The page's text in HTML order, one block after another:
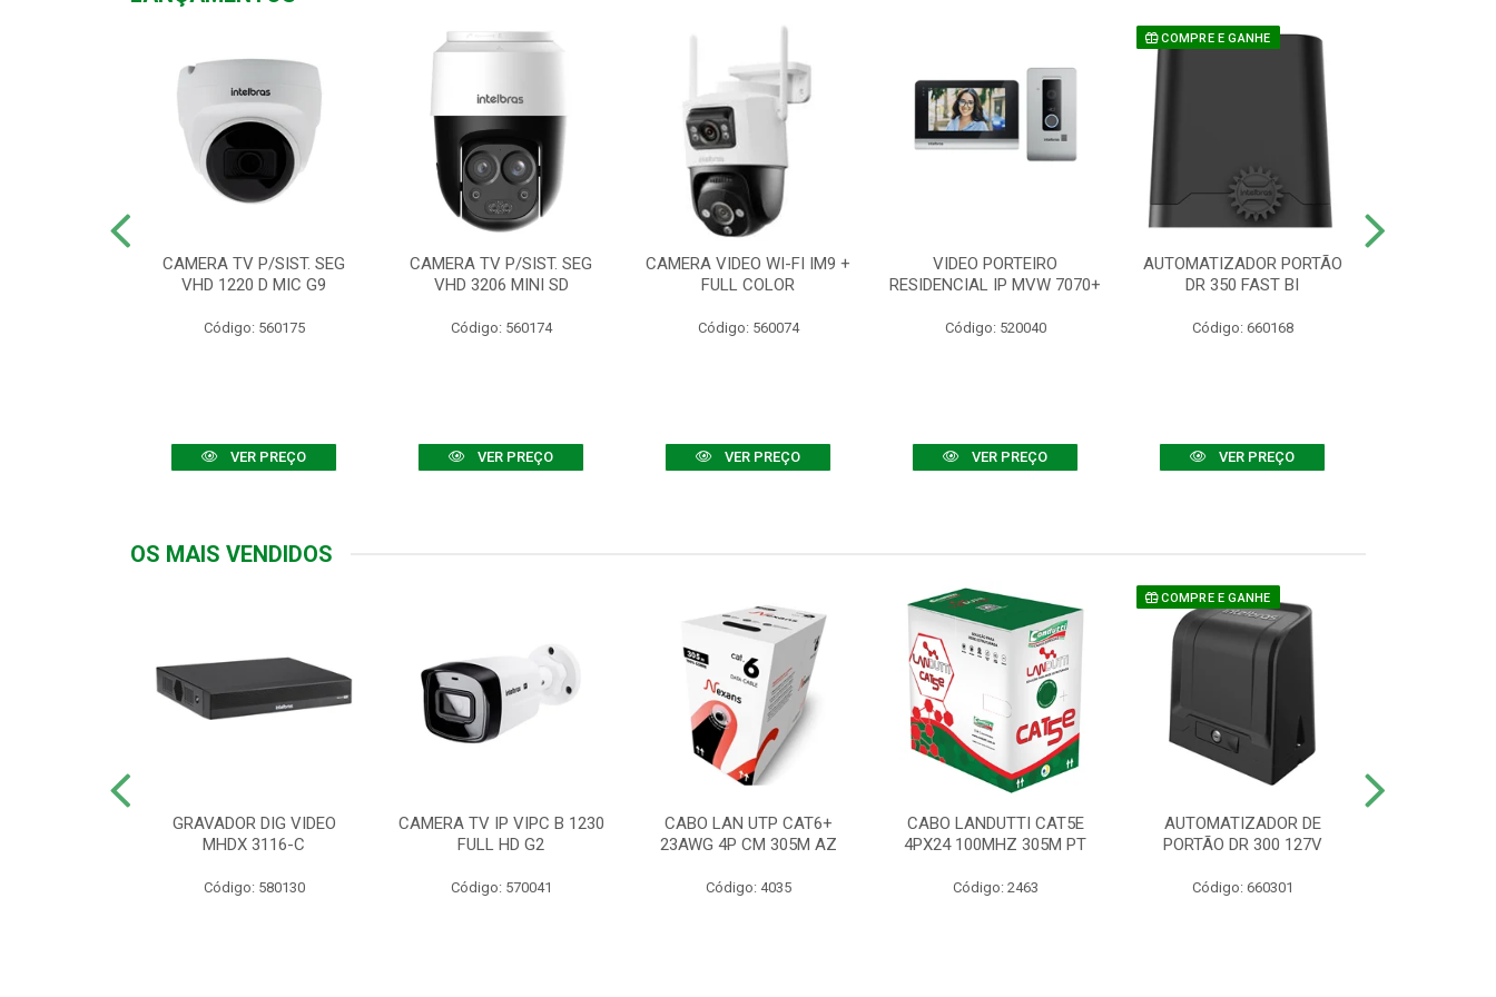
CAMERA TV P/SIST. SEG
VHD 1220 D MIC G9
Código: 560175
VER PREÇO
CAMERA TV P/SIST. SEG
VHD 3206 MINI SD
Código: 560174
VER PREÇO
CAMERA VIDEO WI-FI IM9 +
FULL COLOR
Código: 560074
VER PREÇO
VIDEO PORTEIRO
RESIDENCIAL IP MVW 7070+
Código: 520040
VER PREÇO
COMPRE E GANHE
AUTOMATIZADOR PORTÃO
DR 350 FAST BI
Código: 660168
VER PREÇO
OS MAIS VENDIDOS
GRAVADOR DIG VIDEO
MHDX 3116-C
Código: 580130
CAMERA TV IP VIPC B 1230
FULL HD G2
Código: 570041
CABO LAN UTP CAT6+
23AWG 4P CM 305M AZ
Código: 4035
CABO LANDUTTI CAT5E
4PX24 100MHZ 305M PT
Código: 2463
COMPRE E GANHE
AUTOMATIZADOR DE
PORTÃO DR 300 127V
Código: 660301